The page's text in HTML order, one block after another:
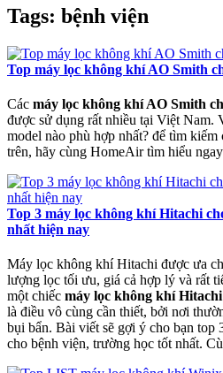
Tags: bệnh viện
Top máy lọc không khí AO Smith
Các máy lọc không khí AO Smith
được sử dụng rất nhiều tại Việt Nam.
model nào phù hợp nhất? để tìm
trên, hãy cùng HomeAir tìm hiểu
Top 3 máy lọc không khí Hitachi
nhất hiện nay
Máy lọc không khí Hitachi được ưa
lượng lọc tối ưu, giá cả hợp lý và rất
một chiếc máy lọc không khí
là điều vô cùng cần thiết, bởi nơi
bụi bẩn. Bài viết sẽ gợi ý cho bạn
cho bệnh viện, trường học tốt nhất.